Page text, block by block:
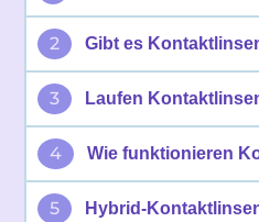
2 Gibt es
3 Laufen
4 Wie funktionieren
5 Hybrid-